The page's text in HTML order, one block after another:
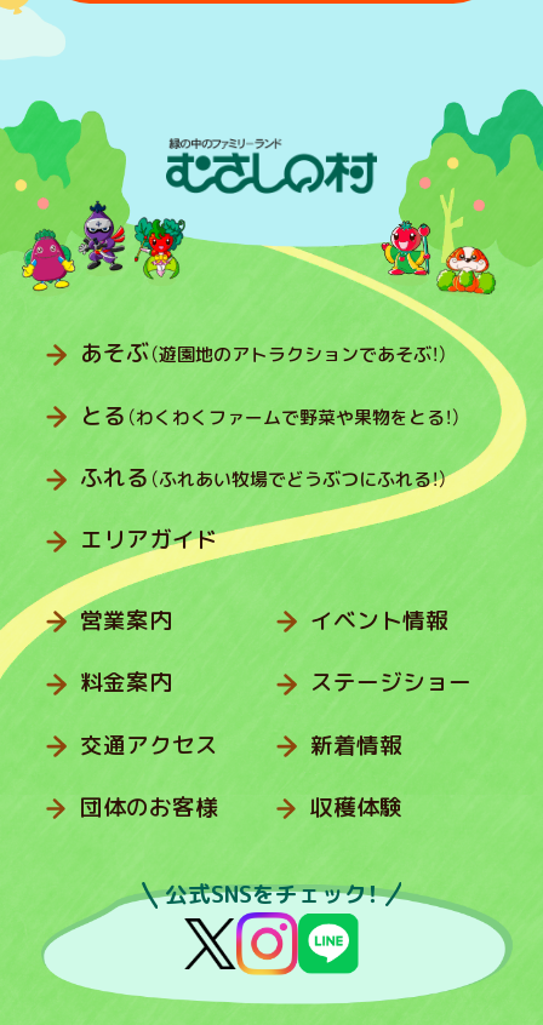
あそぶ（遊園地のアトラクションであそぶ！）
とる （わくわくファームで野菜や果物をとる！）
ふれる （ふれあい牧場でどうぶつにふれる！）
エリアガイド
営業案内
料金案内
交通アクセス
団体のお客様
イベント情報
ステージショー
新着情報
収穫体験
公式SNSをチェック！